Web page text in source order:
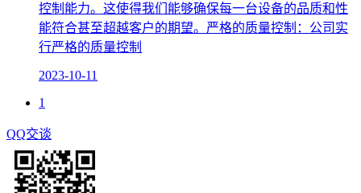
控制能力。这使得我们能够确保每一台设备的品质和性
能符合甚至超越客户的期望。严格的质量控制：公司实
行严格的质量控制
2023-10-11
1
QQ交谈